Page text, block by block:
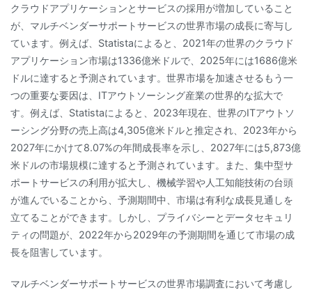
クラウドアプリケーションとサービスの採用が増加していること
が、マルチベンダーサポートサービスの世界市場の成長に寄与し
ています。例えば、Statistaによると、2021年の世界のクラウド
アプリケーション市場は1336億米ドルで、2025年には1686億米
ドルに達すると予測されています。世界市場を加速させるもう一
つの重要な要因は、ITアウトソーシング産業の世界的な拡大で
す。例えば、Statistaによると、2023年現在、世界のITアウトソ
ーシング分野の売上高は4,305億米ドルと推定され、2023年から
2027年にかけて8.07%の年間成長率を示し、2027年には5,873億
米ドルの市場規模に達すると予測されています。また、集中型サ
ポートサービスの利用が拡大し、機械学習や人工知能技術の台頭
が進んでいることから、予測期間中、市場は有利な成長見通しを
立てることができます。しかし、プライバシーとデータセキュリ
ティの問題が、2022年から2029年の予測期間を通じて市場の成
長を阻害しています。
マルチベンダーサポートサービスの世界市場調査において考慮し